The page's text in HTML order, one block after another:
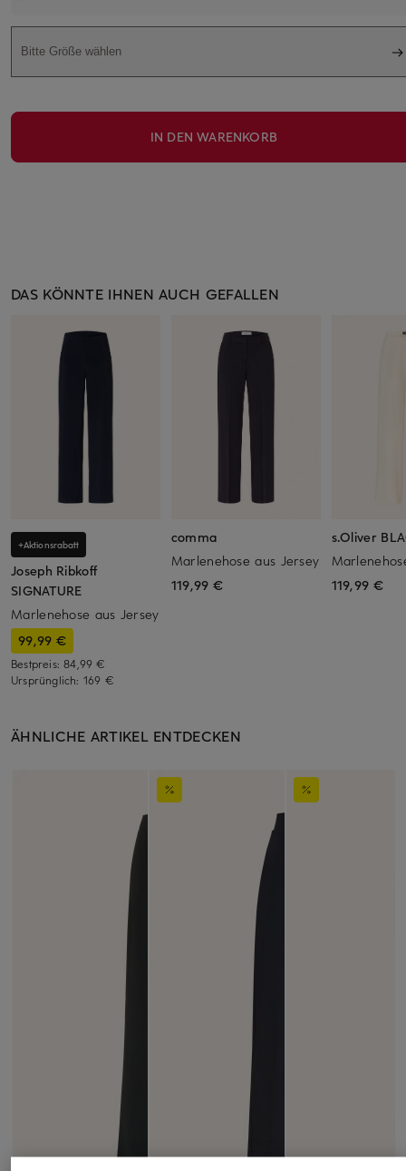
Bitte Größe wählen
IN DEN WARENKORB
DAS KÖNNTE IHNEN AUCH GEFALLEN
+Aktionsrabatt
Joseph Ribkoff
SIGNATURE
Marlenehose aus Jersey
99,99 €
Bestpreis:84,99 €
Ursprünglich: 169 €
comma
Marlenehose aus Jersey
119,99 €
s.Oliver
119,99 €
ÄHNLICHE ARTIKEL ENTDECKEN